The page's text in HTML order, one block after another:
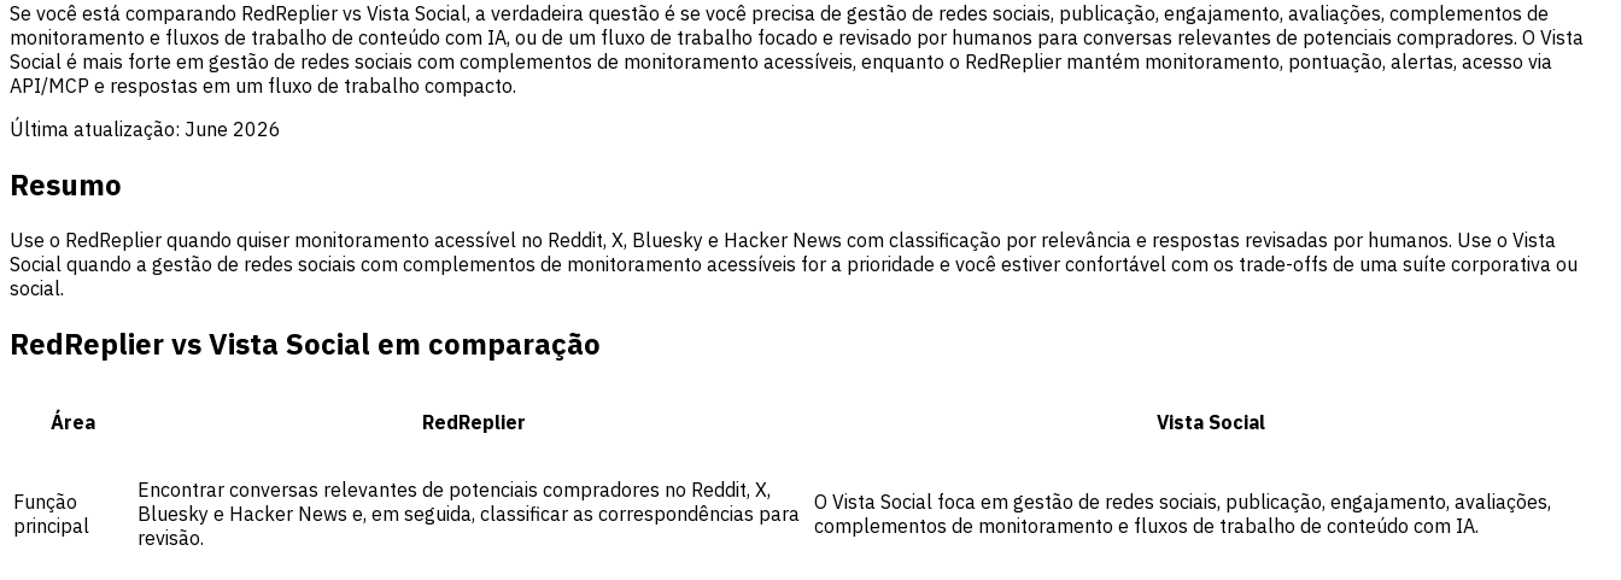
Se você está comparando RedReplier vs Vista Social, a verdadeira questão é se você precisa de gestão de redes sociais, publicação, engajamento, avaliações, complementos de
monitoramento e fluxos de trabalho de conteúdo com IA, ou de um fluxo de trabalho focado e revisado por humanos para conversas relevantes de potenciais compradores. O Vista
Social é mais forte em gestão de redes sociais com complementos de monitoramento acessíveis, enquanto o RedReplier mantém monitoramento, pontuação, alertas, acesso via
API/MCP e respostas em um fluxo de trabalho compacto.
Última atualização: June 2026
Resumo
Use o RedReplier quando quiser monitoramento acessível no Reddit, X, Bluesky e Hacker News com classificação por relevância e respostas revisadas por humanos. Use o Vista
Social quando a gestão de redes sociais com complementos de monitoramento acessíveis for a prioridade e você estiver confortável com os trade-offs de uma suíte corporativa ou
social.
RedReplier vs Vista Social em comparação
Área RedReplier Vista Social
Função
principal
Encontrar conversas relevantes de potenciais compradores no Reddit, X,
Bluesky e Hacker News e, em seguida, classificar as correspondências para
revisão.
O Vista Social foca em gestão de redes sociais, publicação, engajamento, avaliações,
complementos de monitoramento e fluxos de trabalho de conteúdo com IA.